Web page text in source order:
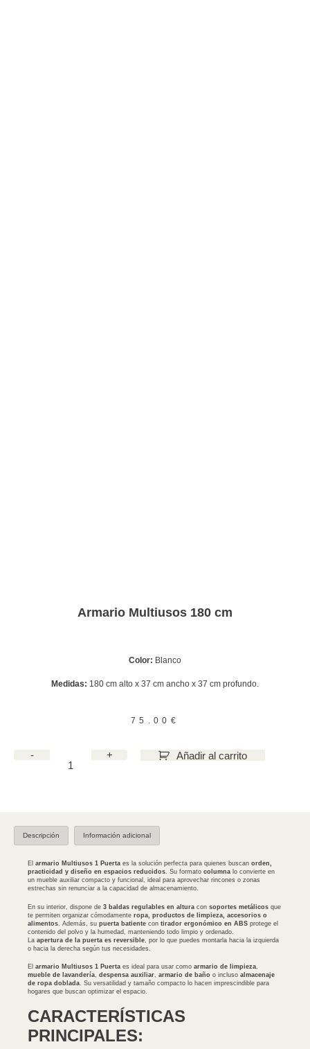
Armario Multiusos 180 cm
Color: Blanco
Medidas: 180 cm alto x 37 cm ancho x 37 cm profundo.
75.00 €
- + Añadir al carrito
Descripción Información adicional
El armario Multiusos 1 Puerta es la solución perfecta para quienes buscan orden,
practicidad y diseño en espacios reducidos. Su formato columna lo convierte en
un mueble auxiliar compacto y funcional, ideal para aprovechar rincones o zonas
estrechas sin renunciar a la capacidad de almacenamiento.
En su interior, dispone de 3 baldas regulables en altura con soportes metálicos que
te permiten organizar cómodamente ropa, productos de limpieza, accesorios o
alimentos . Además, su puerta batiente con tirador ergonómico en ABS protege el
contenido del polvo y la humedad, manteniendo todo limpio y ordenado.
La apertura de la puerta es reversible , por lo que puedes montarla hacia la izquierda
o hacia la derecha según tus necesidades.
El armario Multiusos 1 Puerta es ideal para usar como armario de limpieza
mueble de lavandería despensa auxiliar armario de baño o incluso almacenaje
de ropa doblada . Su versatilidad y tamaño compacto lo hacen imprescindible para
hogares que buscan optimizar el espacio.
CARACTERÍSTICAS
PRINCIPALES: